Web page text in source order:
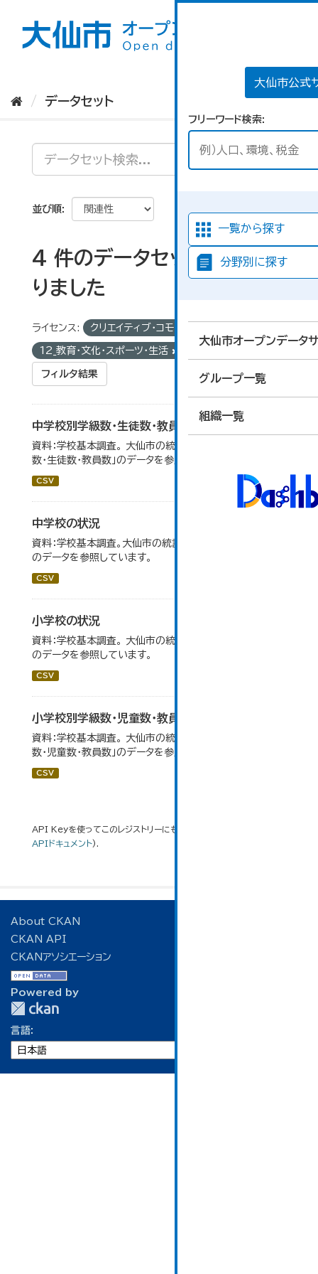
大仙市公式
フリーワード検索
一覧から探す
分野別に探す
大仙市オープンデータ
グループ一覧
組織一覧
データセット
並び順
4 件のデータセットが見つか
りました
ライセンス: クリエイティブ・コモンズ 表示
12_教育・文化・スポーツ・生活
フィルタ結果
中学校別学級数・生徒数・教員数
資料：学校基本調査。 大仙市の統計「14-6 中学校別学級
数・生徒数・教員数」のデータを参照しています。
CSV
中学校の状況
資料：学校基本調査。大仙市の統計「14-5 中学校の状況」
のデータを参照しています。
CSV
小学校の状況
資料：学校基本調査。 大仙市の統計「14-3 小学校の状況」
のデータを参照しています。
CSV
小学校別学級数・児童数・教員数
資料：学校基本調査。 大仙市の統計「14-4 小学校別学級
数・児童数・教員数」のデータを参照しています。
CSV
API Keyを使ってこのレジストリーにもアクセス可能です
APIドキュメント).
About CKAN
CKAN API
CKANアソシエーション
Powered by
言語